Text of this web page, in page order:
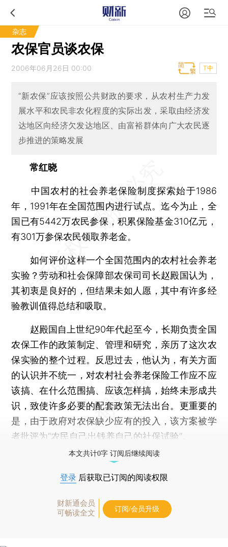
杂志
农保官员谈农保
2006年06月26日 00:00 T中
“新农保”应该按照公共财政的要求，从农村生产力发
展水平和农民非农化程度的实际出发，采取由经济发
达地区向经济欠发达地区、由富裕群体向广大农民逐
步推进的策略发展
常红晓
中国农村的社会养老保险制度探索始于1986
年，1991年在全国范围内进行试点。迄今为止，全
国已有5442万农民参保，积累保险基金310亿元，
有301万参保农民领取养老金。
如何评价这样一个全国范围内的农村社会养老
实验？劳动和社会保障部农保司司长赵殿国认为，
其初衷是良好的，但结果未如人愿，其中有许多经
验教训值得总结和吸取。
赵殿国自上世纪90年代起至今，长期负责全国
农保工作的政策制定、管理和研究，亲历了这次农
保实验的整个过程。反思过去，他认为，有关方面
的认识并不统一，对农村社会养老保险工作应不应
该搞、在什么范围搞、应该怎样搞，始终未形成共
识，致使许多必要的配套政策无法出台。更重要的
是，由于政府对农保缺少应有的投入，该方案被学
者批评为“农民自己出钱养自己的社保试验”。
本文共计0字 订阅后继续阅读
登录 后获取已订阅的阅读权限
财新通会员
可畅读全文
订阅/会员升级